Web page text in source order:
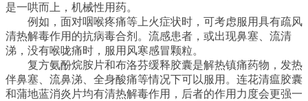
是一哄而上，机械性用药。
例如，面对咽喉疼痛等上火症状时，可考虑服用具有疏风
清热解毒作用的抗病毒合剂。流感患者，或出现鼻塞、流清
涕，没有喉咙痛时，服用风寒感冒颗粒。
复方氨酚烷胺片和布洛芬缓释胶囊是解热镇痛药物，发热
伴鼻塞、流鼻涕、全身酸痛等情况下可以服用。连花清瘟胶囊
和蒲地蓝消炎片均有清热解毒作用，后者的作用力度会更强一